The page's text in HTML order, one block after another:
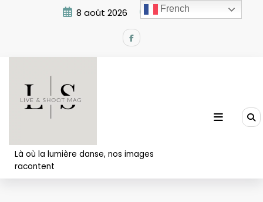
8 août 2026 12:26:19 PM
Là où la lumière danse, nos images
racontent
French